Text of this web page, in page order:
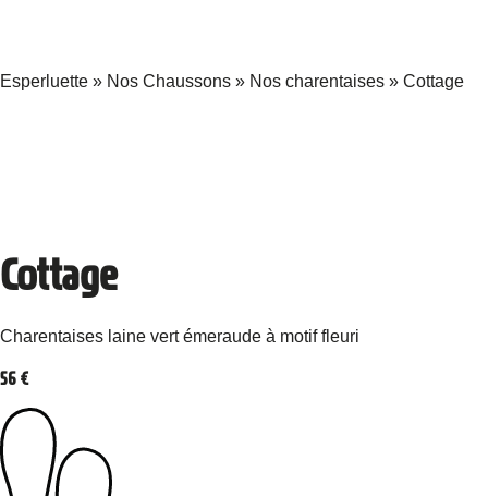
Esperluette » Nos Chaussons » Nos charentaises » Cottage
Cottage
Charentaises laine vert émeraude à motif fleuri
56 €